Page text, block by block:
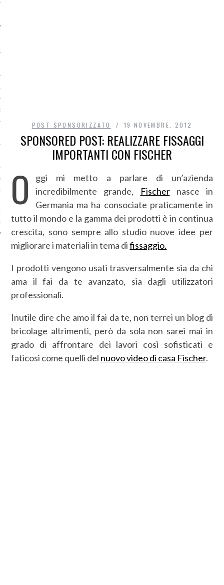
DI ACCESSO AI DATI
POST SPONSORIZZATO 19 NOVEMBRE, 2012
SPONSORED POST: REALIZZARE FISSAGGI
IMPORTANTI CON FISCHER
O
ggi mi metto a parlare di un’azienda
incredibilmente grande,
Fischernasce in
Germania ma ha consociate praticamente in
tutto il mondo e la gamma dei prodotti è in continua
crescita, sono sempre allo studio nuove idee per
migliorare i materiali in tema difissaggio.
I prodotti vengono usati trasversalmente sia da chi
ama il fai da te avanzato, sia dagli utilizzatori
professionali.
Inutile dire che amo il fai da te, non terrei un blog di
bricolage altrimenti, però da sola non sarei mai in
grado di affrontare dei lavori così sofisticati e
faticosi come quelli del nuovo video di casa Fischer.